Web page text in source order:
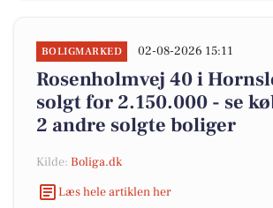
BOLIGMARKED 02-08-2026 15:11
Rosenholmvej 40 i
solgt for 2.150.000 - se
2 andre solgte boliger
Kilde: Boliga.dk
Læs hele artiklen her